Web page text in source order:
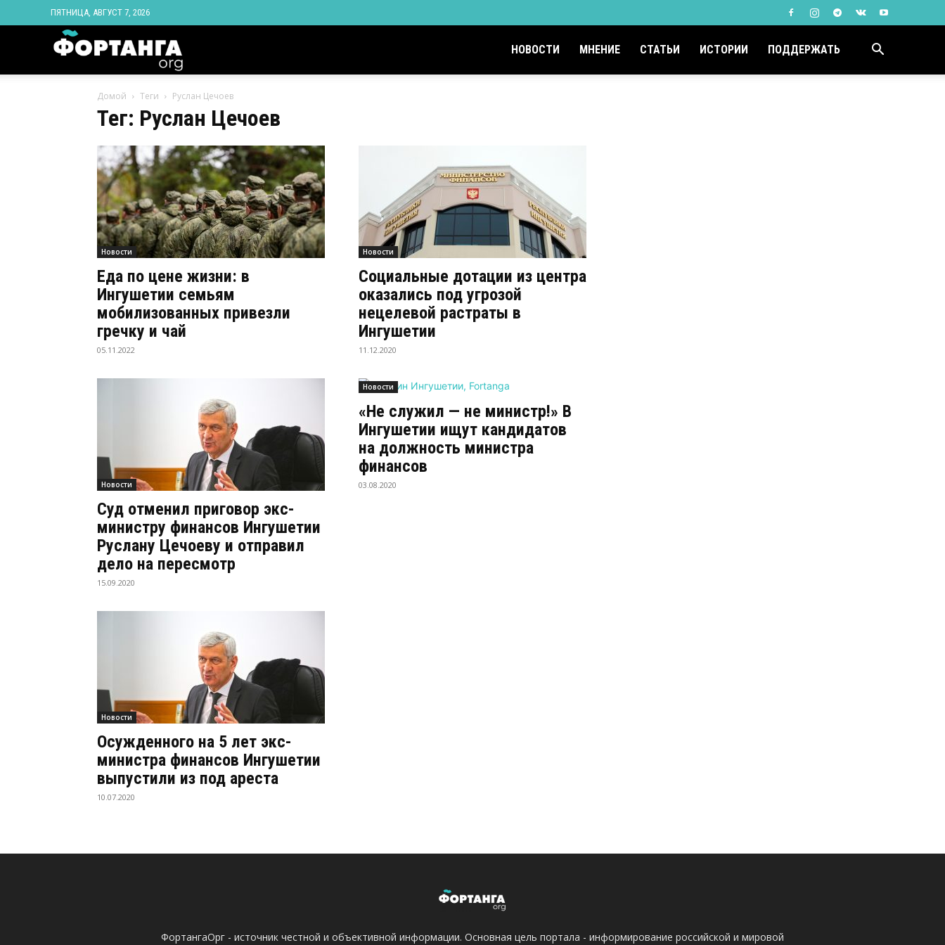
ПЯТНИЦА, АВГУСТ 7, 2026
Ингушетии
Фортанга
орг
НОВОСТИ МНЕНИЕ СТАТЬИ ИСТОРИИ ПОДДЕРЖАТЬ
Домой Теги Руслан Цечоев
Тег: Руслан Цечоев
Новости
Еда по цене жизни: в
Ингушетии семьям
мобилизованных привезли
гречку и чай
05.11.2022
Новости
Социальные дотации из центра
оказались под угрозой
нецелевой растраты в
Ингушетии
11.12.2020
Новости
Суд отменил приговор экс-
министру финансов Ингушетии
Руслану Цечоеву и отправил
дело на пересмотр
15.09.2020
Новости
«Не служил — не министр!» В
Ингушетии ищут кандидатов
на должность министра
финансов
03.08.2020
Новости
Осужденного на 5 лет экс-
министра финансов Ингушетии
выпустили из под ареста
10.07.2020
ФортангаОрг - источник честной и объективной информации. Основная цель портала - информирование российской и мировой